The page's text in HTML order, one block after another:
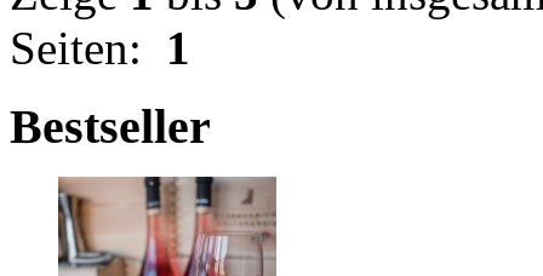
Seiten: 1
Bestseller